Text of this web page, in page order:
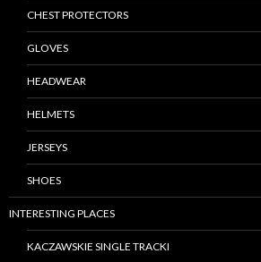
CHEST PROTECTORS
GLOVES
HEADWEAR
HELMETS
JERSEYS
SHOES
INTERESTING PLACES
KACZAWSKIE SINGLE TRACKI